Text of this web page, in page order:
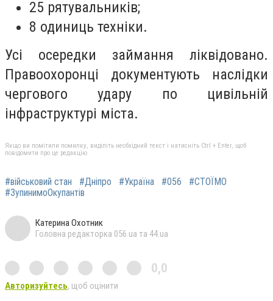
25 рятувальників;
8 одиниць техніки.
Усі осередки займання ліквідовано.
Правоохоронці документують наслідки
чергового удару по цивільній
інфраструктурі міста.
Якщо ви помітили помилку, виділіть необхідний текст і натисніть Ctrl + Enter, щоб
повідомити про це редакцію
#військовий стан #Дніпро #Україна #056
#СТОЇМО
#ЗупинимоОкупантів
Катерина Охотник
Головна редакторка 056.ua та 44.ua
0,0
Авторизуйтесь, щоб оцінити